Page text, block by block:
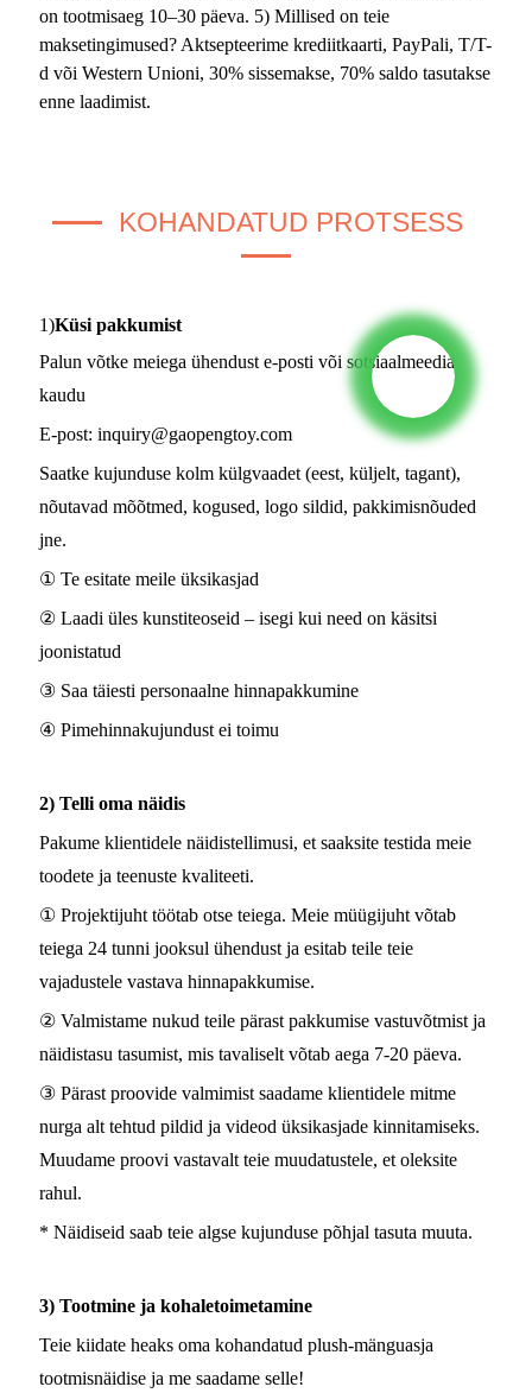
on tootmisaeg 10–30 päeva. 5) Millised on teie
maksetingimused? Aktsepteerime krediitkaarti, PayPali, T/T-
d või Western Unioni, 30% sissemakse, 70% saldo tasutakse
enne laadimist.
KOHANDATUD PROTSESS
1)Küsi pakkumist
Palun võtke meiega ühendust e-posti või sotsiaalmeedia
kaudu
E-post: inquiry@gaopengtoy.com
Saatke kujunduse kolm külgvaadet (eest, küljelt, tagant),
nõutavad mõõtmed, kogused, logo sildid, pakkimisnõuded
jne.
① Te esitate meile üksikasjad
② Laadi üles kunstiteoseid – isegi kui need on käsitsi
joonistatud
③ Saa täiesti personaalne hinnapakkumine
④ Pimehinnakujundust ei toimu
2) Telli oma näidis
Pakume klientidele näidistellimusi, et saaksite testida meie
toodete ja teenuste kvaliteeti.
① Projektijuht töötab otse teiega. Meie müügijuht võtab
teiega 24 tunni jooksul ühendust ja esitab teile teie
vajadustele vastava hinnapakkumise.
② Valmistame nukud teile pärast pakkumise vastuvõtmist ja
näidistasu tasumist, mis tavaliselt võtab aega 7-20 päeva.
③ Pärast proovide valmimist saadame klientidele mitme
nurga alt tehtud pildid ja videod üksikasjade kinnitamiseks.
Muudame proovi vastavalt teie muudatustele, et oleksite
rahul.
* Näidiseid saab teie algse kujunduse põhjal tasuta muuta.
3) Tootmine ja kohaletoimetamine
Teie kiidate heaks oma kohandatud plush-mänguasja
tootmisnäidise ja me saadame selle!